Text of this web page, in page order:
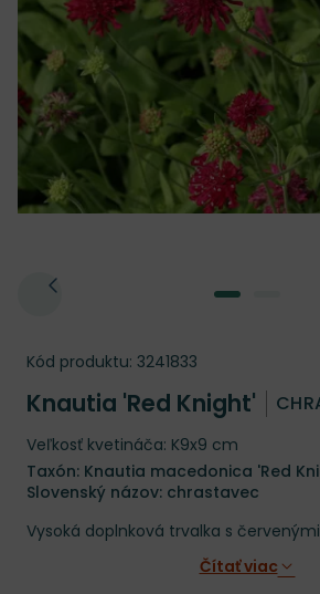
Kód produktu: 3241833
Knautia 'Red Knight'
Veľkosť kvetináča: K9x9 cm
Taxón: Knautia macedonica 'Red
Slovenský názov: chrastavec
Vysoká doplnková trvalka s
Čítať viac